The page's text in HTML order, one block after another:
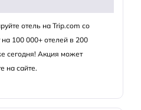
отель на Trip.com со
100 000+ отелей в 200
сегодня! Акция может
на сайте.